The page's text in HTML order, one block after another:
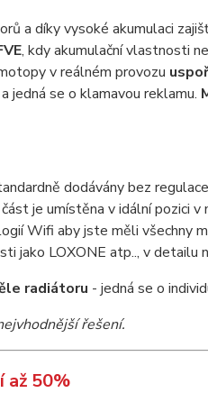
a díky vysoké akumulaci
, kdy akumulační vlastnosti
v reálném provozu
jedná se o klamavou reklamu.
dodávány bez
je umístěna v idální pozici
Wifi aby jste měli všechny
jako LOXONE atp.., v detailu
radiátoru - jedná se o
řešení.
až 50%